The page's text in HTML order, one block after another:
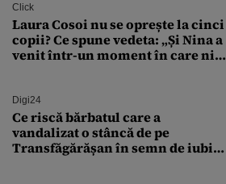
Click
Laura Cosoi nu se oprește la cinci
copii? Ce spune vedeta: „Și Nina a
venit într-un moment în care nici
Digi24
Ce riscă bărbatul care a
vandalizat o stâncă de pe
Transfăgărășan în semn de iubire